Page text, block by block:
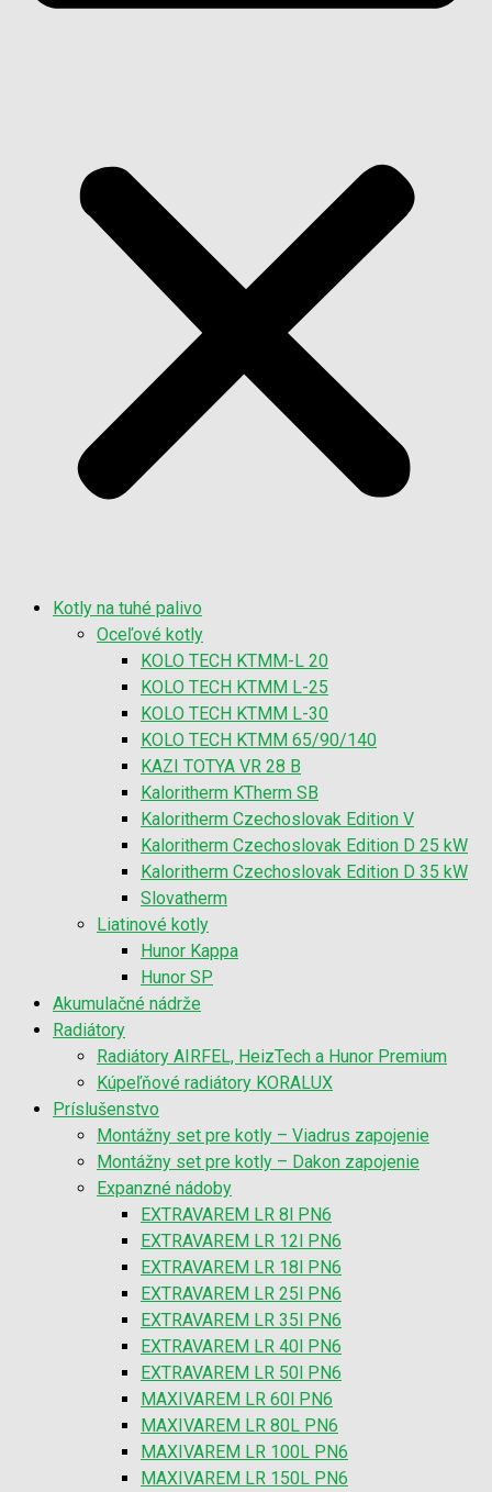
Kotly na tuhé palivo
Oceľové kotly
KOLO TECH KTMM-L 20
KOLO TECH KTMM L-25
KOLO TECH KTMM L-30
KOLO TECH KTMM 65/90/140
KAZI TOTYA VR 28 B
Kaloritherm KTherm SB
Kaloritherm Czechoslovak Edition V
Kaloritherm Czechoslovak Edition D 25 kW
Kaloritherm Czechoslovak Edition D 35 kW
Slovatherm
Liatinové kotly
Hunor Kappa
Hunor SP
Akumulačné nádrže
Radiátory
Radiátory AIRFEL, HeizTech a Hunor Premium
Kúpeľňové radiátory KORALUX
Príslušenstvo
Montážny set pre kotly – Viadrus zapojenie
Montážny set pre kotly – Dakon zapojenie
Expanzné nádoby
EXTRAVAREM LR 8l PN6
EXTRAVAREM LR 12l PN6
EXTRAVAREM LR 18l PN6
EXTRAVAREM LR 25l PN6
EXTRAVAREM LR 35l PN6
EXTRAVAREM LR 40l PN6
EXTRAVAREM LR 50l PN6
MAXIVAREM LR 60l PN6
MAXIVAREM LR 80L PN6
MAXIVAREM LR 100L PN6
MAXIVAREM LR 150L PN6